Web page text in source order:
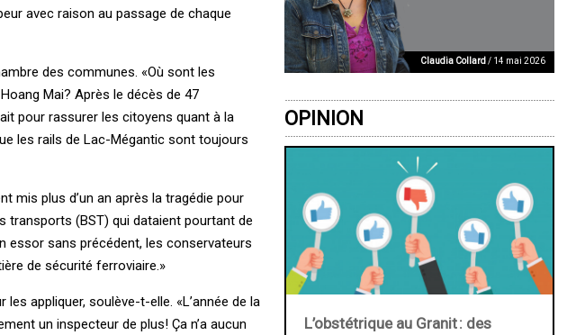
avec raison au passage de chaque
des communes. «Où sont les
Mai? Après le décès de 47
pour rassurer les citoyens quant à la
les rails de Lac-Mégantic sont toujours
mis plus d’un an après la tragédie pour
transports (BST) qui dataient pourtant de
essor sans précédent, les conservateurs
de sécurité ferroviaire.»
appliquer, soulève-t-elle. «L’année de la
un inspecteur de plus! Ça n’a aucun
Claudia Collard/ 14 mai 2026
OPINION
L’obstétrique au ­Granit : des